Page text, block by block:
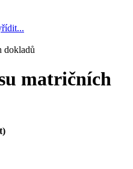
dokladů
matričních